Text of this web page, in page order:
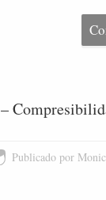
Publicado por